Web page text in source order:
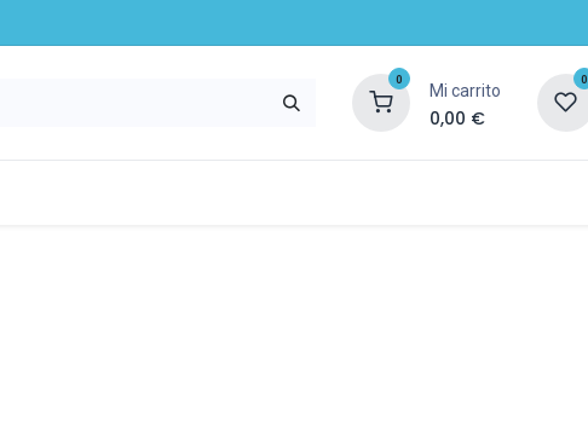
0
Mi carrito
0,00 €
0